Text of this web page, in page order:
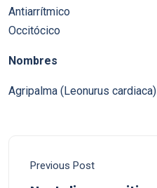
Antiarrítmico
Occitócico
Nombres
Agripalma (Leonurus cardiaca)
Previous Post